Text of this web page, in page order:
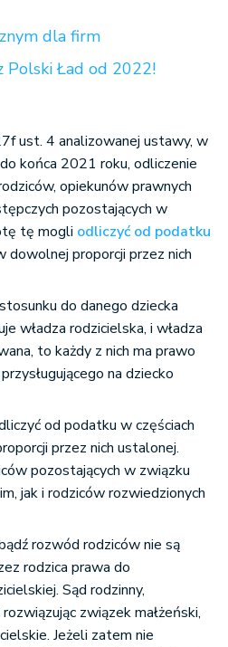
dla firm
Polski Ład od 2022!
ust. 4 analizowanej ustawy, w
końca 2021 roku, odliczenie
opiekunów prawnych
pozostających w
tę mogli odliczyć od podatku
dowolnej proporcji przez nich
do danego dziecka
władza rodzicielska, i władza
to każdy z nich ma prawo
na dziecko
od podatku w częściach
przez nich ustalonej.
pozostających w związku
jak i rodziców rozwiedzionych
rozwód rodziców nie są
rodzica prawa do
Sąd rodzinny,
związek małżeński,
Jeżeli zatem nie